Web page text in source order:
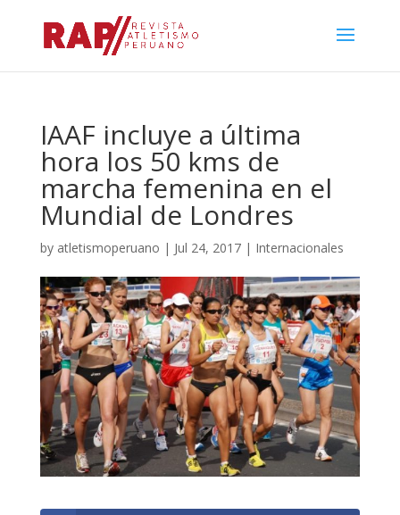
IAAF incluye a última
hora los 50 kms de
marcha femenina en el
Mundial de Londres
by atletismoperuano | Jul 24, 2017| Internacionales